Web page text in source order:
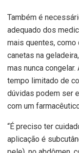
Também é
adequado dos
mais quentes, como
canetas na
mas nunca
tempo limitado de
dúvidas podem ser
com um
“É preciso ter
aplicação é